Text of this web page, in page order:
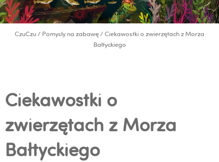
CzuCzu / Pomysły na zabawę / Ciekawostki o zwierzętach z Morza
Bałtyckiego
Ciekawostki o
zwierzętach z Morza
Bałtyckiego